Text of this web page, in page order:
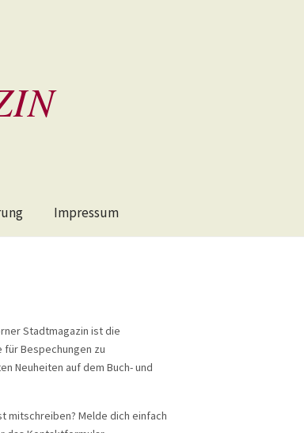
Impressum
Stadtmagazin ist die
für Bespechungen zu
Neuheiten auf dem Buch- und
mitschreiben? Melde dich einfach